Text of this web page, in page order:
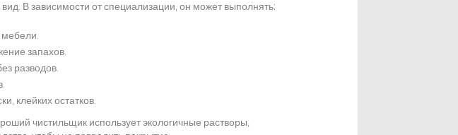
В зависимости от специализации, он может выполнять:
запахов.
разводов.
клейких остатков.
чистильщик использует экологичные растворы,